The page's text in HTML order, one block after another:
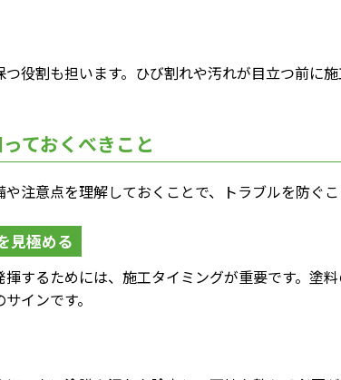
役割も担います。ひび割れや汚れが目立つ前に
ておくべきこと
注意点を理解しておくことで、トラブルを防ぐこ
見極める
するためには、施工タイミングが重要です。塗
インです。